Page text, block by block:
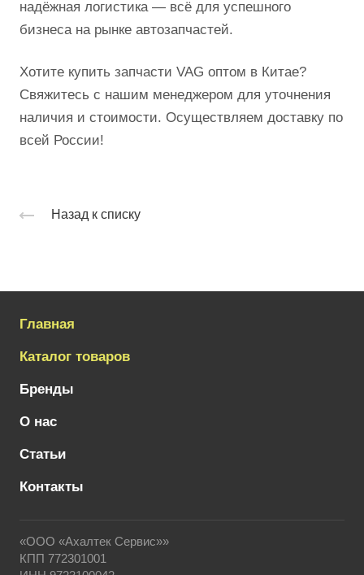
надёжная логистика — всё для успешного
бизнеса на рынке автозапчастей.
Хотите купить запчасти VAG оптом в Китае?
Свяжитесь с нашим менеджером для уточнения
наличия и стоимости. Осуществляем доставку по
всей России!
Назад к списку
Главная
Каталог товаров
Бренды
О нас
Статьи
Контакты
«ООО «Ахалтек Сервис»»
КПП 772301001